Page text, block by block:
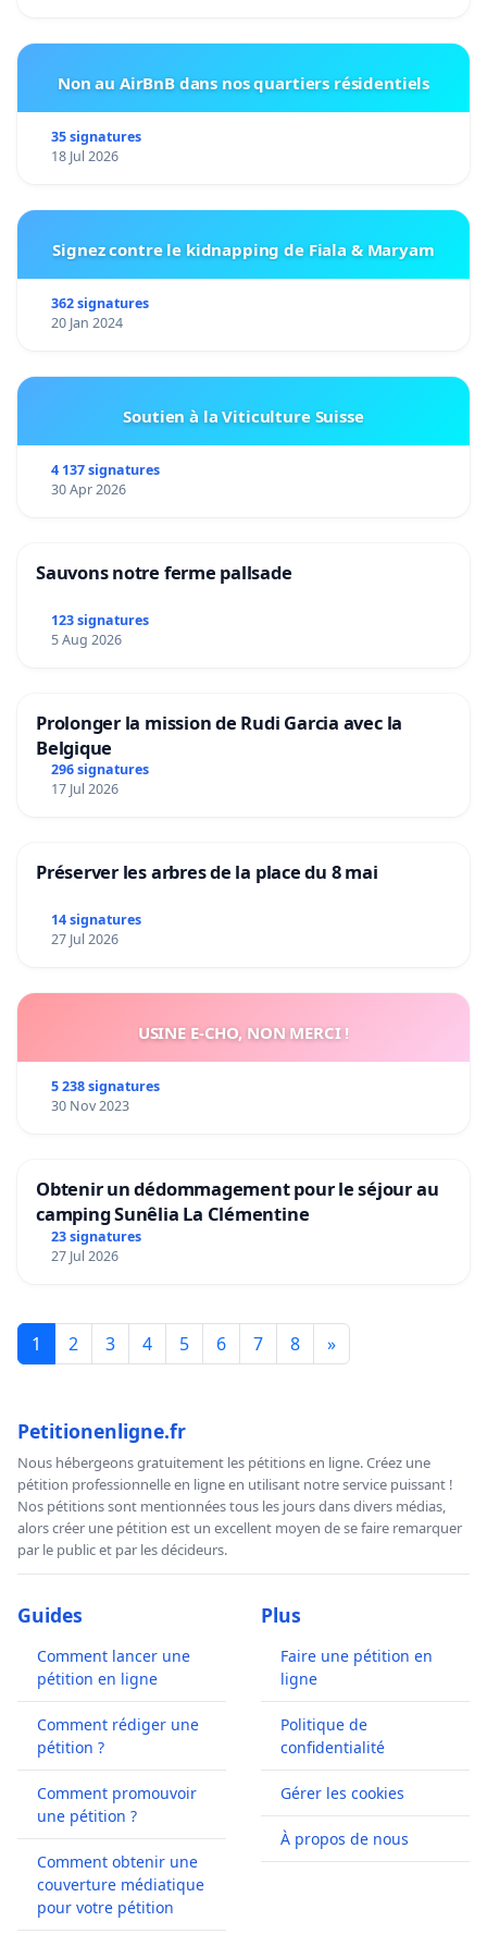
Non au AirBnB dans nos quartiers résidentiels
35 signatures
18 Jul 2026
Signez contre le kidnapping de Fiala & Maryam
362 signatures
20 Jan 2024
Soutien à la Viticulture Suisse
4 137 signatures
30 Apr 2026
Sauvons notre ferme pallsade
123 signatures
5 Aug 2026
Prolonger la mission de Rudi Garcia avec la
Belgique
296 signatures
17 Jul 2026
Préserver les arbres de la place du 8 mai
14 signatures
27 Jul 2026
USINE E-CHO, NON MERCI !
5 238 signatures
30 Nov 2023
Obtenir un dédommagement pour le séjour au
camping Sunêlia La Clémentine
23 signatures
27 Jul 2026
1 2 3 4 5 6 7 8 »
Petitionenligne.fr
Nous hébergeons gratuitement les pétitions en ligne. Créez une
pétition professionnelle en ligne en utilisant notre service puissant !
Nos pétitions sont mentionnées tous les jours dans divers médias,
alors créer une pétition est un excellent moyen de se faire remarquer
par le public et par les décideurs.
Guides
Comment lancer une
pétition en ligne
Comment rédiger une
pétition ?
Comment promouvoir
une pétition ?
Comment obtenir une
couverture médiatique
pour votre pétition
Plus
Faire une pétition en
ligne
Politique de
confidentialité
Gérer les cookies
À propos de nous